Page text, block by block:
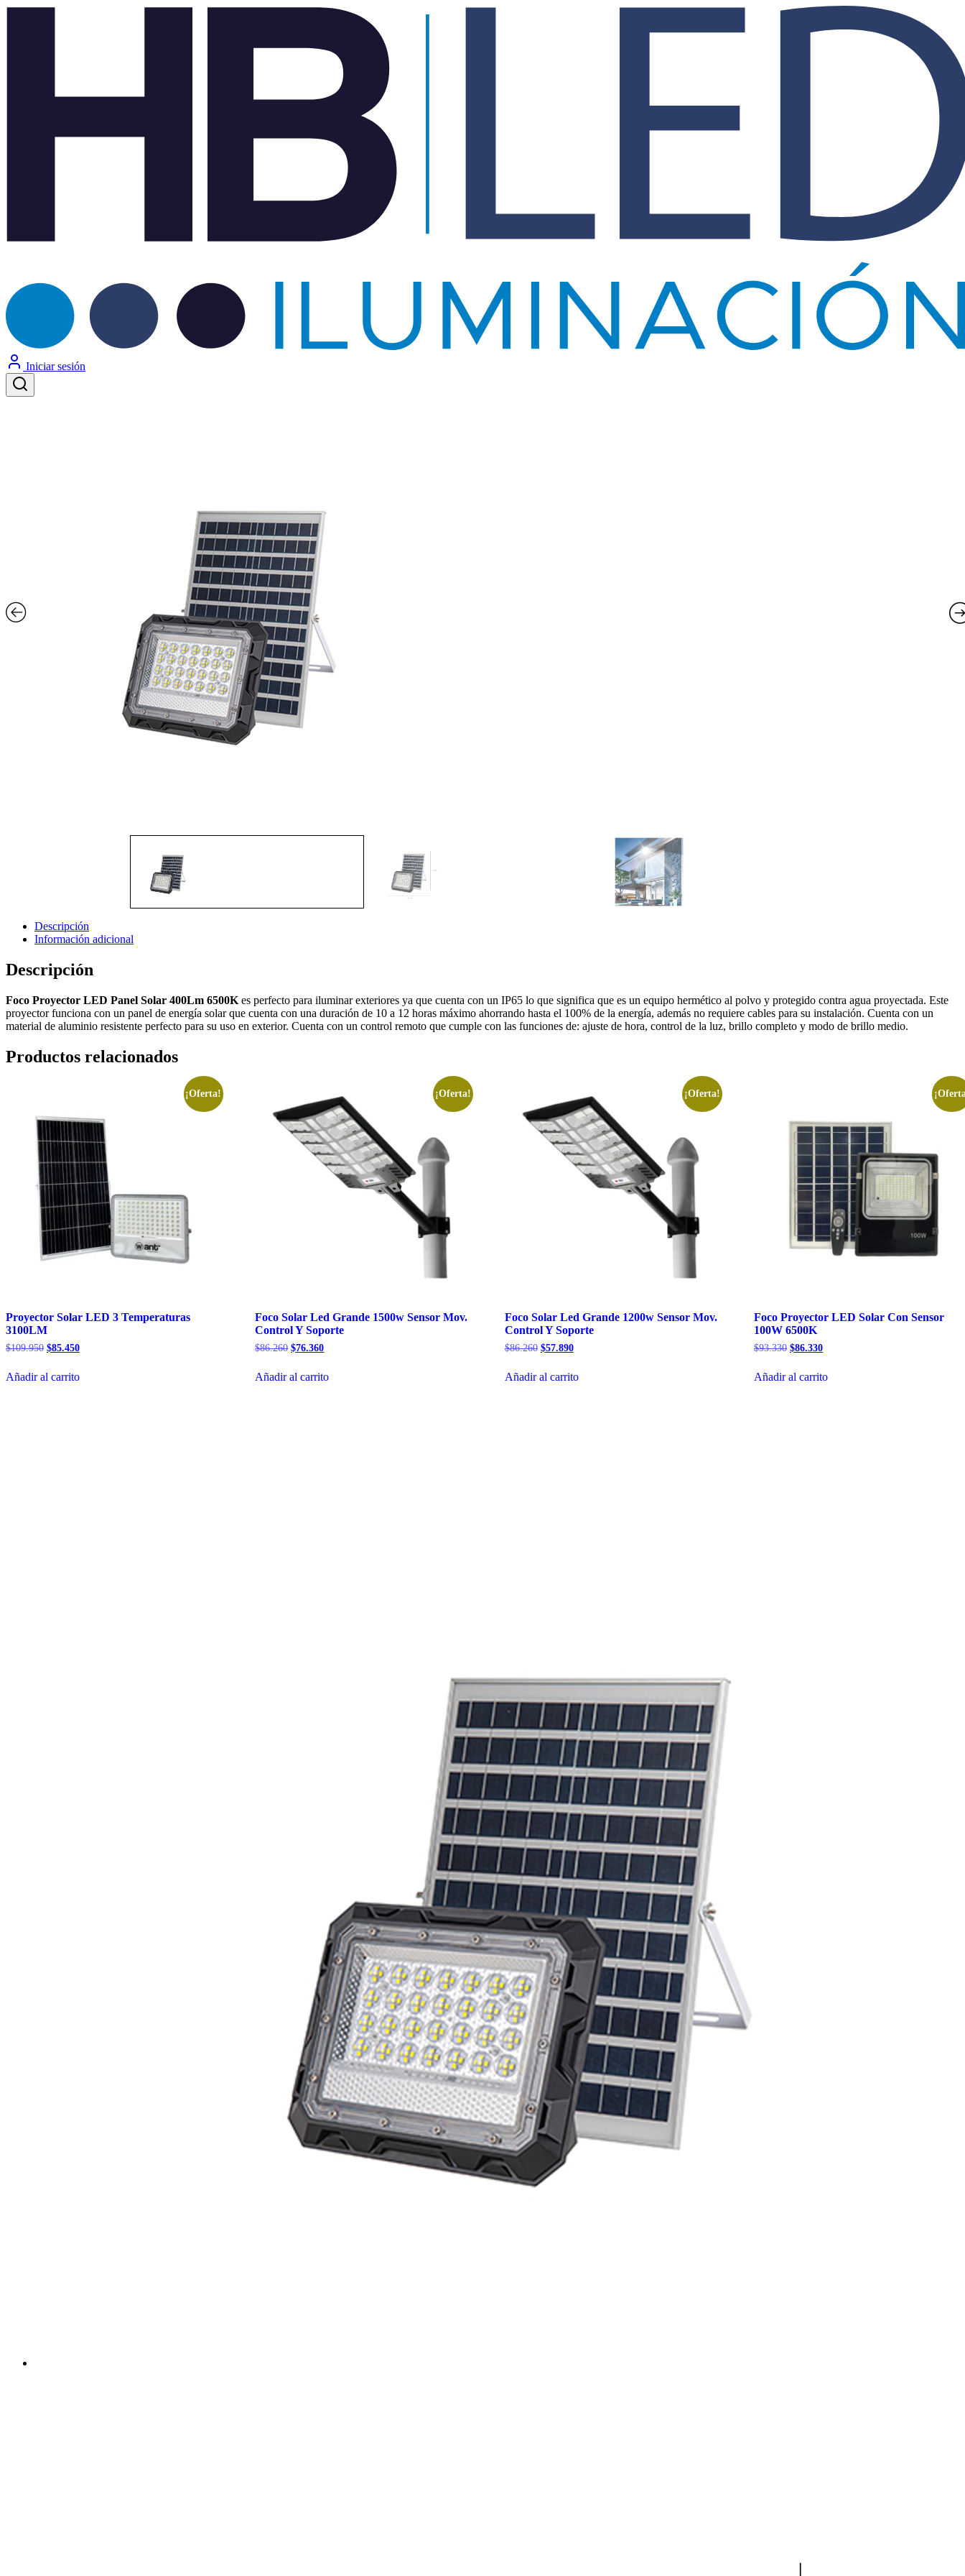
Iniciar sesión
Descripción
Información adicional
Descripción
Foco Proyector LED Panel Solar 400Lm 6500K es perfecto para iluminar exteriores ya que cuenta con un IP65 lo que significa que es un equipo hermético al polvo y protegido contra agua proyectada. Este
proyector funciona con un panel de energía solar que cuenta con una duración de 10 a 12 horas máximo ahorrando hasta el 100% de la energía, además no requiere cables para su instalación. Cuenta con un
material de aluminio resistente perfecto para su uso en exterior. Cuenta con un control remoto que cumple con las funciones de: ajuste de hora, control de la luz, brillo completo y modo de brillo medio.
Productos relacionados
¡Oferta!
Proyector Solar LED 3 Temperaturas
3100LM
$109.950 El
original
era:
$85.450El
es:
Añadir al carrito
¡Oferta!
Foco Solar Led Grande 1500w Sensor Mov.
Control Y Soporte
$86.260 El
original
era:
$76.360El
es:
Añadir al carrito
¡Oferta!
Foco Solar Led Grande 1200w Sensor Mov.
Control Y Soporte
$86.260 El
original
era:
$57.890El
es:
Añadir al carrito
Foco Proyector LED Solar Con Sensor
100W 6500K
$93.330 El
original
era:
$86.330El
es:
Añadir al carrito